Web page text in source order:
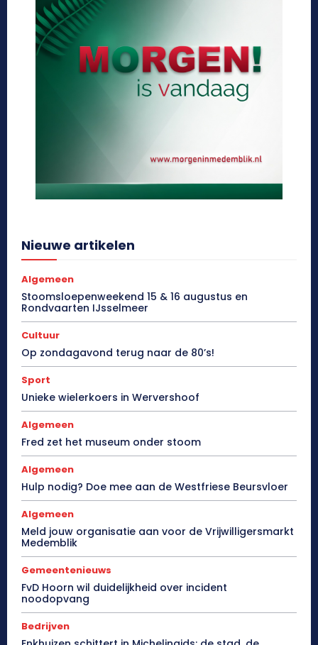
Nieuwe artikelen
Algemeen
Stoomsloepenweekend 15 & 16 augustus en
Rondvaarten IJsselmeer
Cultuur
Op zondagavond terug naar de 80’s!
Sport
Unieke wielerkoers in Wervershoof
Algemeen
Fred zet het museum onder stoom
Algemeen
Hulp nodig? Doe mee aan de Westfriese Beursvloer
Algemeen
Meld jouw organisatie aan voor de Vrijwilligersmarkt
Medemblik
Gemeentenieuws
FvD Hoorn wil duidelijkheid over incident
noodopvang
Bedrijven